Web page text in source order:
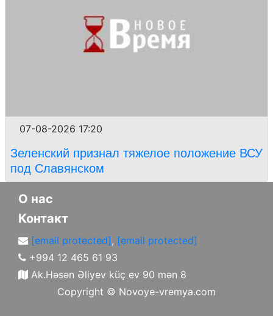
07-08-2026 17:20
Зеленский признал тяжелое положение ВСУ
под Славянском
О нас
Контакт
[email protected], [email protected]
+994 12 465 61 93
Ak.Həsən Əliyev küç ev 90 mən 8
Copyright © Novoye-vremya.com